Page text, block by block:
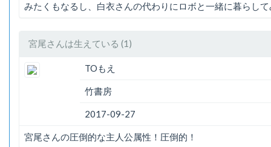
みたくもなるし、白衣さんの代わりにロボと一緒に暮らし
宮尾さんは生えている (1)
TOもえ
竹書房
2017-09-27
宮尾さんの圧倒的な主人公属性！圧倒的！